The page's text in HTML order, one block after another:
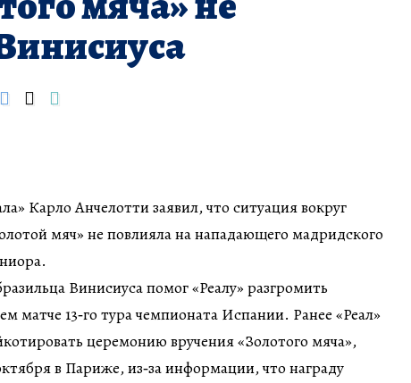
Карло Анчелотти заявил, что ситуация вокруг
мяч» не повлияла на нападающего мадридского
Винисиуса помог «Реалу» разгромить
матче 13‑го тура чемпионата Испании. Ранее «Реал»
церемонию вручения «Золотого мяча»,
в Париже, из‑за информации, что награду